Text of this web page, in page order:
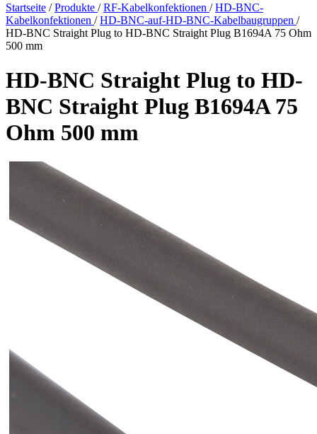
Startseite / Produkte / RF-Kabelkonfektionen / HD-BNC-
Kabelkonfektionen / HD-BNC-auf-HD-BNC-Kabelbaugruppen /
HD-BNC Straight Plug to HD-BNC Straight Plug B1694A 75 Ohm
500 mm
HD-BNC Straight Plug to HD-
BNC Straight Plug B1694A 75
Ohm 500 mm